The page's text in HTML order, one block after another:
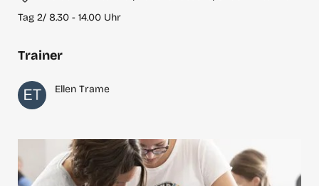
Tag 2/ 8.30 - 14.00 Uhr
Trainer
Ellen Trame